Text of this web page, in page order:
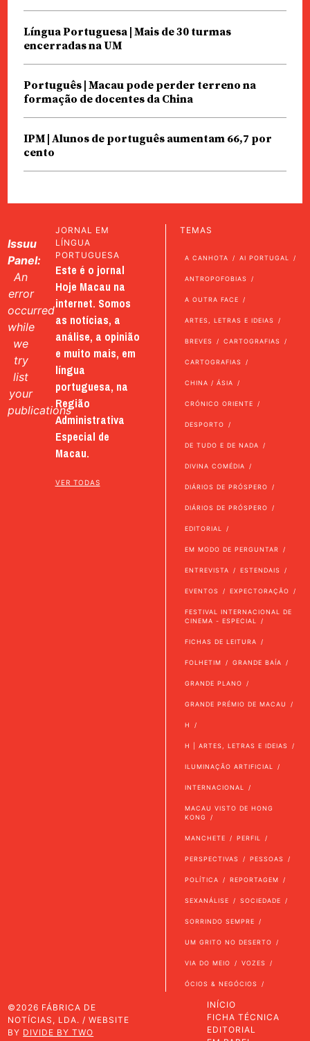
Língua Portuguesa | Mais de 30 turmas
encerradas na UM
Português | Macau pode perder terreno na
formação de docentes da China
IPM | Alunos de português aumentam 66,7 por
cento
Issuu
Panel:
An
error
occurred
while
we
try
list
your
publications
JORNAL EM
LÍNGUA
PORTUGUESA
Este é o jornal
Hoje Macau na
internet. Somos
as notícias, a
análise, a opinião
e muito mais, em
língua
portuguesa, na
Região
Administrativa
Especial de
Macau.
VER TODAS
TEMAS
A CANHOTA AI PORTUGAL
ANTROPOFOBIAS
A OUTRA FACE
ARTES, LETRAS E IDEIAS
BREVES CARTOGRAFIAS
CARTOGRAFIAS
CHINA / ÁSIA
CRÓNICO ORIENTE
DESPORTO
DE TUDO E DE NADA
DIVINA COMÉDIA
DIÁRIOS DE PRÓSPERO
DIÁRIOS DE PRÓSPERO
EDITORIAL
EM MODO DE PERGUNTAR
ENTREVISTA ESTENDAIS
EVENTOS EXPECTORAÇÃO
FESTIVAL INTERNACIONAL DE
CINEMA - ESPECIAL
FICHAS DE LEITURA
FOLHETIM GRANDE BAÍA
GRANDE PLANO
GRANDE PRÉMIO DE MACAU
H
H | ARTES, LETRAS E IDEIAS
ILUMINAÇÃO ARTIFICIAL
INTERNACIONAL
MACAU VISTO DE HONG
KONG
MANCHETE PERFIL
PERSPECTIVAS PESSOAS
POLÍTICA REPORTAGEM
SEXANÁLISE SOCIEDADE
SORRINDO SEMPRE
UM GRITO NO DESERTO
VIA DO MEIO VOZES
ÓCIOS & NEGÓCIOS
©2026 FÁBRICA DE
NOTÍCIAS, LDA. / WEBSITE
BY DIVIDE BY TWO
INÍCIO
FICHA TÉCNICA
EDITORIAL